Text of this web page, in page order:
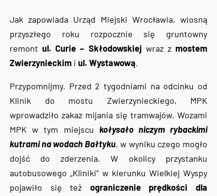
Jak zapowiada Urząd Miejski Wrocławia, wiosną
przyszłego roku rozpocznie się gruntowny
remontul. Curie – Skłodowskiej wraz z mostem
Zwierzynieckim i ul. Wystawową.
Przypomnijmy. Przed 2 tygodniami na odcinku od
Klinik do mostu Zwierzynieckiego, MPK
wprowadziło zakaz mijania się tramwajów. Wozami
MPK w tym miejscu kołysało niczym rybackimi
kutrami na wodach Bałtyku, w wyniku czego mogło
dojść do zderzenia. W okolicy przystanku
autobusowego „Kliniki” w kierunku Wielkiej Wyspy
pojawiło się też ograniczenie prędkości dla